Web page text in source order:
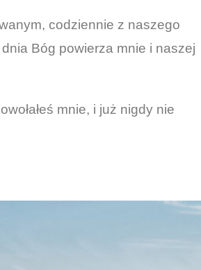
codziennie z naszego
Bóg powierza mnie i naszej
mnie, i już nigdy nie